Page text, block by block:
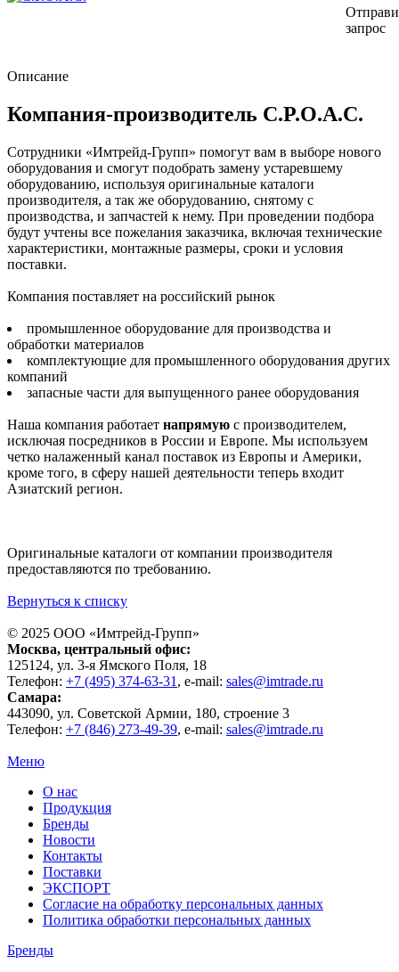
запрос
Описание
Компания-производитель C.P.O.A.C.
Сотрудники «Имтрейд-Групп» помогут вам в выборе нового
оборудования и смогут подобрать замену устаревшему
оборудованию, используя оригинальные каталоги
производителя, а так же оборудованию, снятому с
производства, и запчастей к нему. При проведении подбора
будут учтены все пожелания заказчика, включая технические
характеристики, монтажные размеры, сроки и условия
поставки.
Компания поставляет на российский рынок
промышленное оборудование для производства и
обработки материалов
комплектующие для промышленного оборудования других
компаний
запасные части для выпущенного ранее оборудования
Наша компания работает напрямую с производителем,
исключая посредников в России и Европе. Мы используем
четко налаженный канал поставок из Европы и Америки,
кроме того, в сферу нашей деятельности теперь входит
Азиатский регион.
Оригинальные каталоги от компании производителя
предоставляются по требованию.
Вернуться к списку
© 2025 ООО «Имтрейд-Групп»
Москва, центральный офис:
125124, ул. 3-я Ямского Поля, 18
Телефон: +7 (495) 374-63-31 , e-mail: sales@imtrade.ru
Самара:
443090, ул. Советской Армии, 180, строение 3
Телефон: +7 (846) 273-49-39, e-mail: sales@imtrade.ru
Меню
О нас
Продукция
Бренды
Новости
Контакты
Поставки
ЭКСПОРТ
Согласие на обработку персональных данных
Политика обработки персональных данных
Бренды